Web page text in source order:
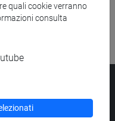
quali cookie verranno
consulta